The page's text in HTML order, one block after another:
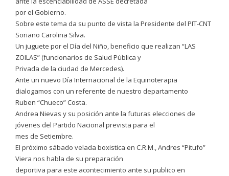
por el Gobierno.
Sobre este tema da su punto de vista la Presidente del PIT-CNT
Soriano Carolina Silva.
Un juguete por el Día del Niño, beneficio que realizan “LAS
ZOILAS” (funcionarios de Salud Pública y
Privada de la ciudad de Mercedes).
Ante un nuevo Día Internacional de la Equinoterapia
dialogamos con un referente de nuestro departamento
Ruben “Chueco” Costa.
Andrea Nievas y su posición ante la futuras elecciones de
jóvenes del Partido Nacional prevista para el
mes de Setiembre.
El próximo sábado velada boxistica en C.R.M., Andres “Pitufo”
Viera nos habla de su preparación
deportiva para este acontecimiento ante su publico en